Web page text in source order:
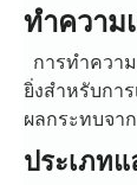
ทำความ
การทำควา
ยิ่งสำหรับกา
ผลกระทบจา
ประเภทแ